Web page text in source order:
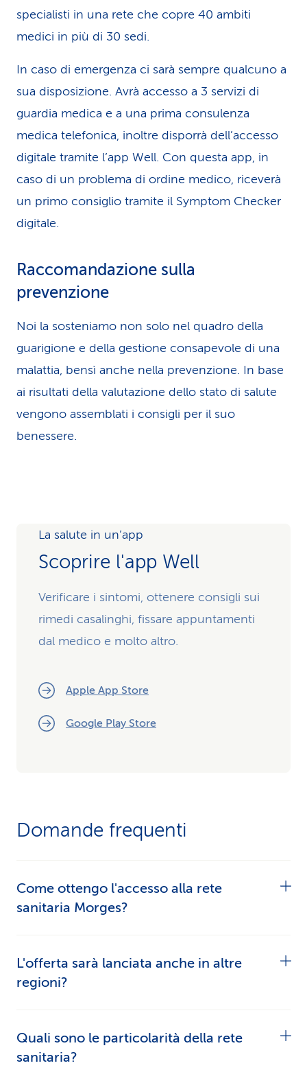
specialisti in una rete che copre 40 ambiti
medici in più di 30 sedi.
In caso di emergenza ci sarà sempre qualcuno a
sua disposizione. Avrà accesso a 3 servizi di
guardia medica e a una prima consulenza
medica telefonica, inoltre disporrà dell’accesso
digitale tramite l’app Well. Con questa app, in
caso di un problema di ordine medico, riceverà
un primo consiglio tramite il Symptom Checker
digitale.
Raccomandazione sulla
prevenzione
Noi la sosteniamo non solo nel quadro della
guarigione e della gestione consapevole di una
malattia, bensì anche nella prevenzione. In base
ai risultati della valutazione dello stato di salute
vengono assemblati i consigli per il suo
benessere.
La salute in un’app
Scoprire l'app Well
Verificare i sintomi, ottenere consigli sui
rimedi casalinghi, fissare appuntamenti
dal medico e molto altro.
Apple App Store
Google Play Store
Domande frequenti
Come ottengo l'accesso alla rete
sanitaria Morges?
scegliendo nell'ambito della sua assicurazione di
famiglia dalla rete sanitaria Morges come studio
medico.
L'offerta sarà lanciata anche in altre
regioni?
Svizzera e ampliamo costantemente l’offerta.
Quali sono le particolarità della rete
sanitaria?